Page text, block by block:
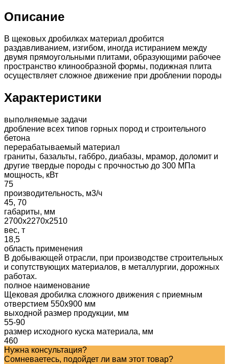
Описание
В щековых дробилках материал дробится
раздавливанием, изгибом, иногда истиранием между
двумя прямоугольными плитами, образующими рабочее
пространство клинообразной формы, подижная плита
осуществляет сложное движение при дроблении породы
Характеристики
выполняемые задачи
дробление всех типов горных пород и строительного
бетона
перерабатываемый материал
граниты, базальты, габбро, диабазы, мрамор, доломит и
другие твердые породы с прочностью до 300 МПа
мощность, кВт
75
производительность, м3/ч
45, 70
габариты, мм
2700х2270х2510
вес, т
18,5
область применения
В добывающей отрасли, при производстве строительных
и сопутствующих материалов, в металлургии, дорожных
работах.
полное наименование
Щековая дробилка сложного движения с приемным
отверстием 550х900 мм
выходной размер продукции, мм
55-90
размер исходного куска материала, мм
460
Нужна консультация?
Сомневаетесь, подойдет ли вам этот товар?